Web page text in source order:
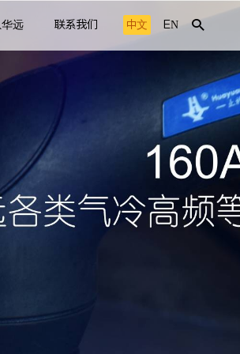
远 联系我们 中文 EN 